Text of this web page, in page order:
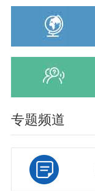
专题频道